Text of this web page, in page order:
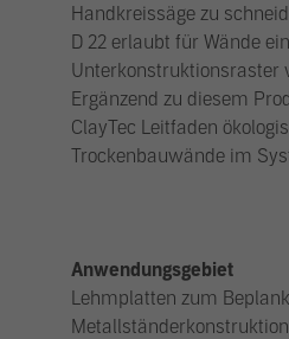
Handkreissäge zu
D 22 erlaubt für Wände
Unterkonstruktionsraster
Ergänzend zu diesem
ClayTec Leitfaden
Trockenbauwände im
Anwendungsgebiet
Lehmplatten zum